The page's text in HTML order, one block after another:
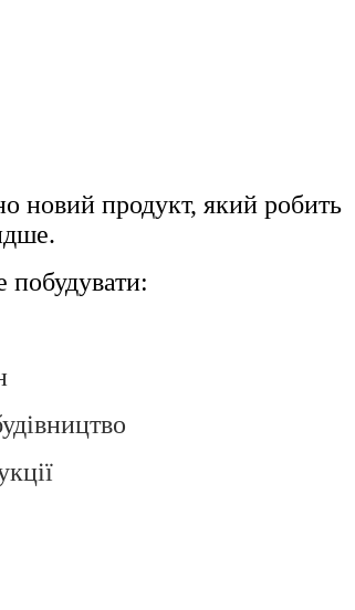
новий продукт, який робить
побудувати: